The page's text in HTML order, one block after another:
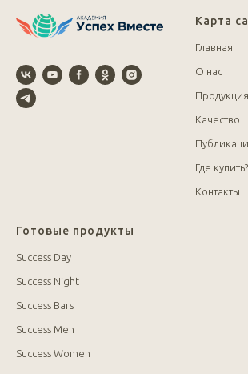
Карта
Главная
О нас
Продукция
Качество
Где купить?
Контакты
Готовые продукты
Success Day
Success Night
Success Bars
Success Men
Success Women